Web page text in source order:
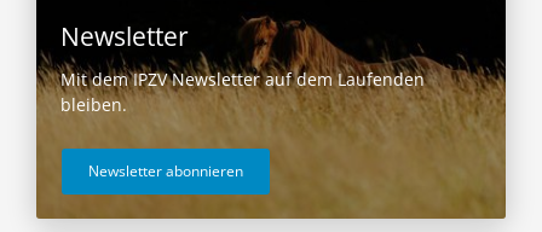
Newsletter
Mit dem IPZV Newsletter auf dem Laufenden
bleiben.
Newsletter abonnieren